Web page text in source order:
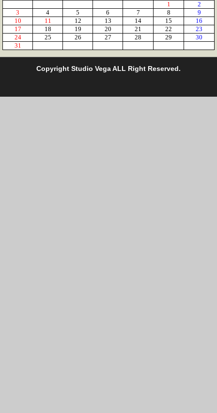
1
2
3
4 5 6 7 8
9
10
11 12 13 14 15
16
17
18 19 20 21 22
23
24
25 26 27 28 29
30
31
Copyright Studio Vega ALL Right Reserved.